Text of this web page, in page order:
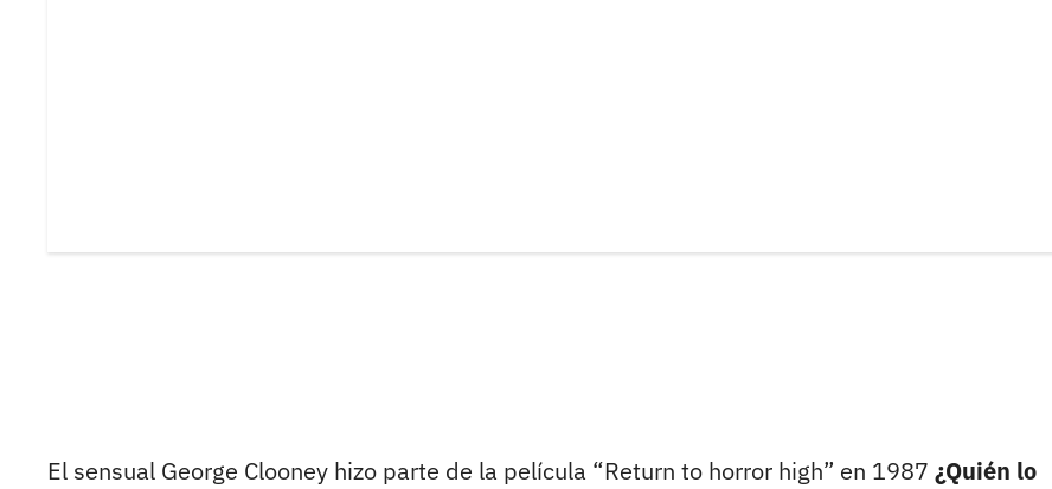
El sensual George Clooney hizo parte de la película “Return to horror high” en 1987 ¿Quién lo